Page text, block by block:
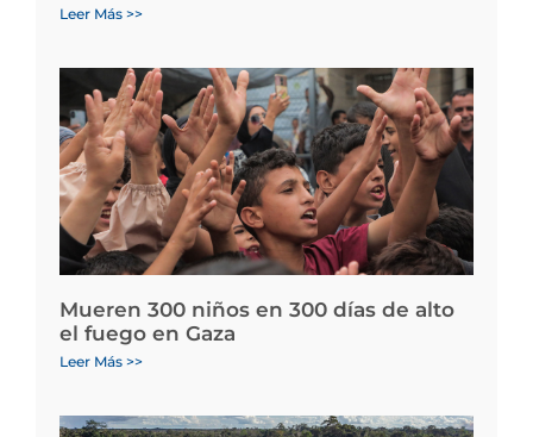
Leer Más >>
Mueren 300 niños en 300 días de alto
el fuego en Gaza
Leer Más >>